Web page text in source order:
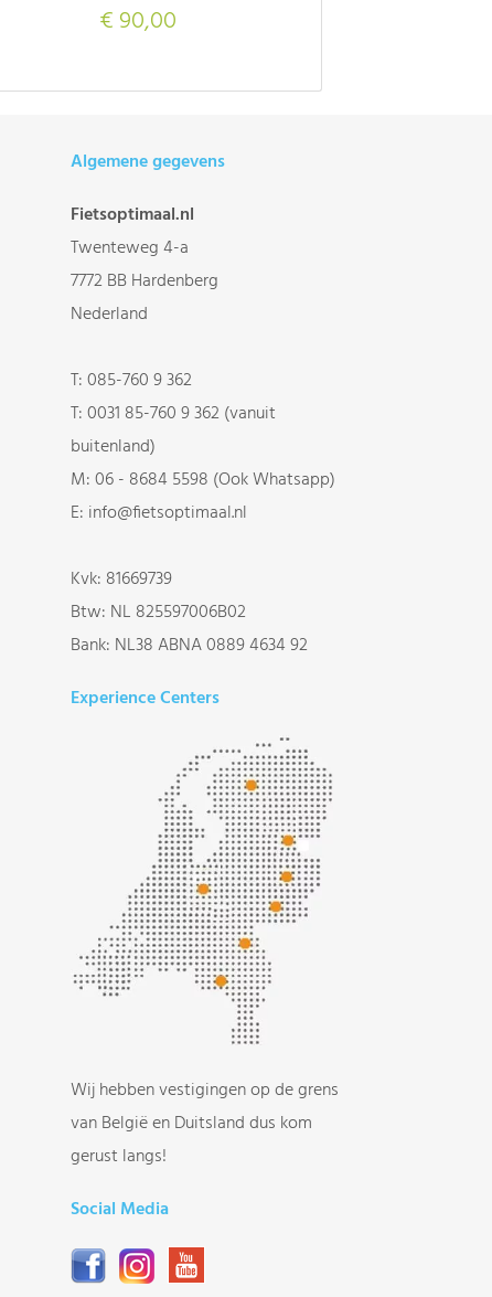
€ 90,00
Algemene gegevens
Fietsoptimaal.nl
Twenteweg 4-a
7772 BB Hardenberg
Nederland
T:085-760 9 362
T:0031 85-760 9 362 (vanuit
buitenland)
M:06 - 8684 5598 (Ook Whatsapp)
E: info@fietsoptimaal.nl
Kvk: 81669739
Btw: NL 825597006B02
Bank: NL38 ABNA 0889 4634 92
Experience Centers
Wij hebben vestigingen op de grens
van België en Duitsland dus kom
gerust langs!
Social Media